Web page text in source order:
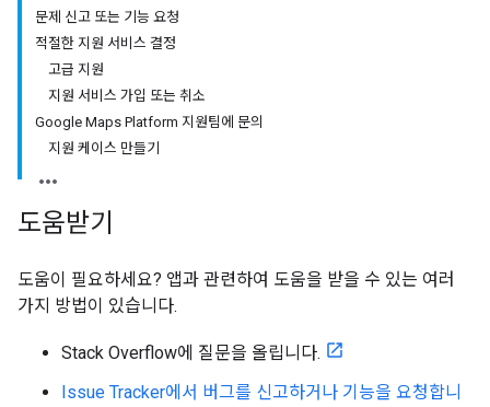
문제 신고 또는 기능 요청
적절한 지원 서비스 결정
고급 지원
지원 서비스 가입 또는 취소
Google Maps Platform 지원팀에 문의
지원 케이스 만들기
도움받기
도움이 필요하세요? 앱과 관련하여 도움을 받을 수 있는 여러
가지 방법이 있습니다.
Stack Overflow에 질문을 올립니다.
Issue Tracker에서 버그를 신고하거나 기능을 요청합니